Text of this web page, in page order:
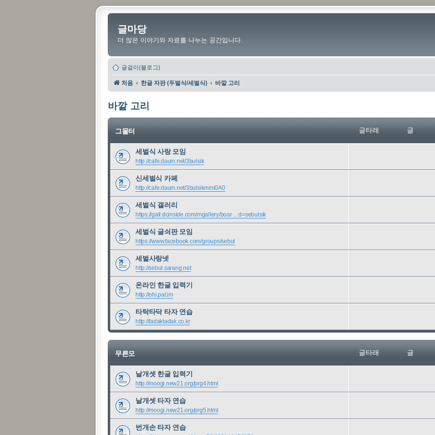
글마당
더 많은 이야기와 자료를 나누는 공간입니다.
글걸이(블로그)
처음 한글 자판 (두벌식/세벌식) 바깥 고리
바깥 고리
그물터 글타래 글
세벌식 사랑 모임
http://cafe.daum.net/3bulsik
신세벌식 카페
http://cafe.daum.net/3bulsikmini0A0
세벌식 갤러리
https://gall.dcinside.com/mgallery/boar ... d=sebulsik
세벌식 글쇠판 모임
https://www.facebook.com/groups/sebul
세벌사랑넷
http://sebul.sarang.net
온라인 한글 입력기
http://ohi.pat.im
타탁타닥 타자 연습
http://tadaktadak.co.kr
무른모 글타래 글
날개셋 한글 입력기
http://moogi.new21.org/prg4.html
날개셋 타자 연습
http://moogi.new21.org/prg5.html
번개손 타자 연습